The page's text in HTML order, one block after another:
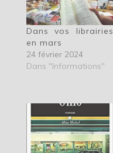
Dans vos librairies
en mars
24 février 2024
Dans "Informations"